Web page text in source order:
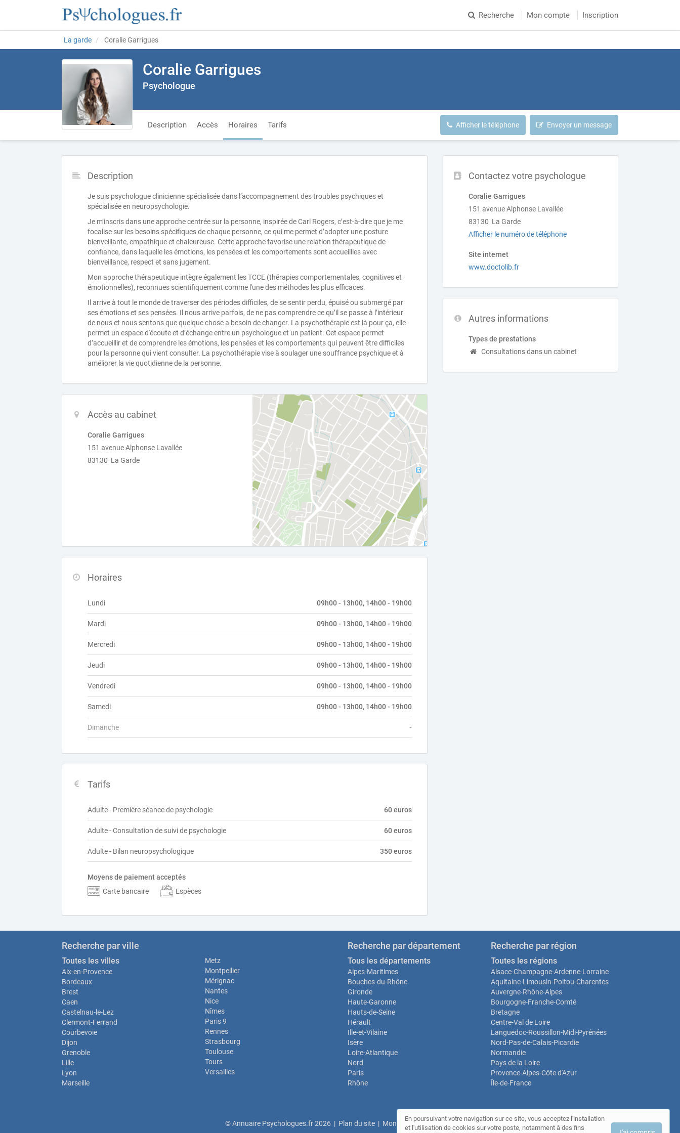
Recherche Mon compte Inscription
La garde Coralie Garrigues
Coralie Garrigues
Psychologue
Description Accès Horaires Tarifs Afficher le téléphone Envoyer un message
Contactez votre psychologue
Coralie Garrigues
151 avenue Alphonse Lavallée
83130 La Garde
Afficher le numéro de téléphone
Site internet
www.doctolib.fr
Autres informations
Types de prestations
Consultations dans un cabinet
Description
Je suis psychologue clinicienne spécialisée dans l’accompagnement des troubles psychiques et
spécialisée en neuropsychologie.
Je m’inscris dans une approche centrée sur la personne, inspirée de Carl Rogers, c’est-à-dire que je me
focalise sur les besoins spécifiques de chaque personne, ce qui me permet d’adopter une posture
bienveillante, empathique et chaleureuse. Cette approche favorise une relation thérapeutique de
confiance, dans laquelle les émotions, les pensées et les comportements sont accueillies avec
bienveillance, respect et sans jugement.
Mon approche thérapeutique intègre également les TCCE (thérapies comportementales, cognitives et
émotionnelles), reconnues scientifiquement comme l'une des méthodes les plus efficaces.
Il arrive à tout le monde de traverser des périodes difficiles, de se sentir perdu, épuisé ou submergé par
ses émotions et ses pensées. Il nous arrive parfois, de ne pas comprendre ce qu’il se passe à l’intérieur
de nous et nous sentons que quelque chose a besoin de changer. La psychothérapie est là pour ça, elle
permet un espace d'écoute et d’échange entre un psychologue et un patient. Cet espace permet
d’accueillir et de comprendre les émotions, les pensées et les comportements qui peuvent être difficiles
pour la personne qui vient consulter. La psychothérapie vise à soulager une souffrance psychique et à
améliorer la vie quotidienne de la personne.
Accès au cabinet
Coralie Garrigues
151 avenue Alphonse Lavallée
83130 La Garde
Horaires
Lundi 09h00 - 13h00, 14h00 - 19h00
Mardi 09h00 - 13h00, 14h00 - 19h00
Mercredi 09h00 - 13h00, 14h00 - 19h00
Jeudi 09h00 - 13h00, 14h00 - 19h00
Vendredi 09h00 - 13h00, 14h00 - 19h00
Samedi 09h00 - 13h00, 14h00 - 19h00
Dimanche -
Tarifs
Adulte - Première séance de psychologie 60 euros
Adulte - Consultation de suivi de psychologie 60 euros
Adulte - Bilan neuropsychologique 350 euros
Moyens de paiement acceptés
Carte bancaire
Espèces
Recherche par ville
Toutes les villes
Aix-en-Provence
Bordeaux
Brest
Caen
Castelnau-le-Lez
Clermont-Ferrand
Courbevoie
Dijon
Grenoble
Lille
Lyon
Marseille
Metz
Montpellier
Mérignac
Nantes
Nice
Nîmes
Paris 9
Rennes
Strasbourg
Toulouse
Tours
Versailles
Recherche par département
Tous les départements
Alpes-Maritimes
Bouches-du-Rhône
Gironde
Haute-Garonne
Hauts-de-Seine
Hérault
Ille-et-Vilaine
Isère
Loire-Atlantique
Nord
Paris
Rhône
Recherche par région
Toutes les régions
Alsace-Champagne-Ardenne-Lorraine
Aquitaine-Limousin-Poitou-Charentes
Auvergne-Rhône-Alpes
Bourgogne-Franche-Comté
Bretagne
Centre-Val de Loire
Languedoc-Roussillon-Midi-Pyrénées
Nord-Pas-de-Calais-Picardie
Normandie
Pays de la Loire
Provence-Alpes-Côte d'Azur
Île-de-France
© Annuaire Psychologues.fr 2026 | Plan du site | Mon compte|Contact
En poursuivant votre navigation sur ce site, vous acceptez l'installation
et l'utilisation de cookies sur votre poste, notamment à des fins